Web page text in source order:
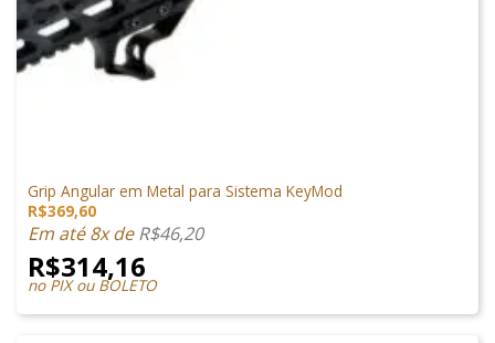
Grip Angular em Metal para Sistema KeyMod
R$369,60
Em até 8x deR$46,20
R$314,16
no PIX ou BOLETO